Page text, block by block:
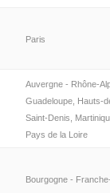
Paris
Auvergne - Rhône-
Guadeloupe, Hauts-
Saint-Denis,
Pays de la Loire
Bourgogne -